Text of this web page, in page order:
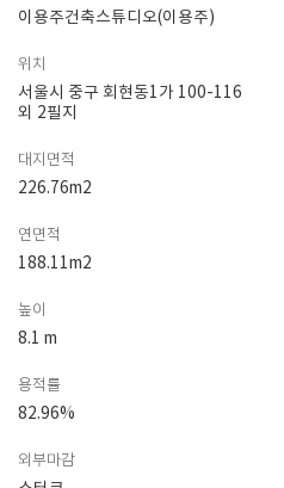
이용주건축스튜디오(이용주)
위치
서울시 중구 회현동1가 100-116
외 2필지
대지면적
226.76m2
연면적
188.11m2
높이
8.1 m
용적률
82.96%
외부마감